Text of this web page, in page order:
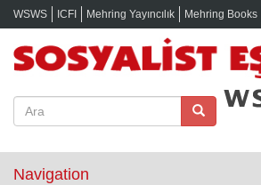
WSWS ICFI Mehring Yayıncılık Mehring Books
Navigation